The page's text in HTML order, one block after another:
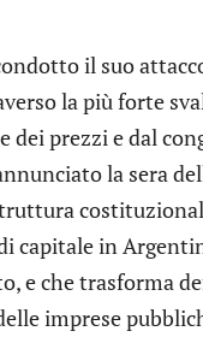
il suo
la più forte
dei prezzi e dal
la sera
capitale in
e che trasforma
imprese